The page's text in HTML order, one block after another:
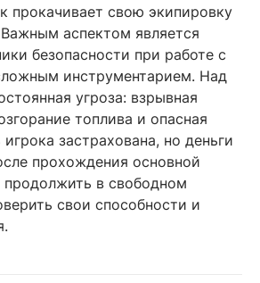
прокачивает свою экипировку
аспектом является
безопасности при работе с
инструментарием. Над
угроза: взрывная
топлива и опасная
застрахована, но деньги
прохождения основной
в свободном
свои способности и